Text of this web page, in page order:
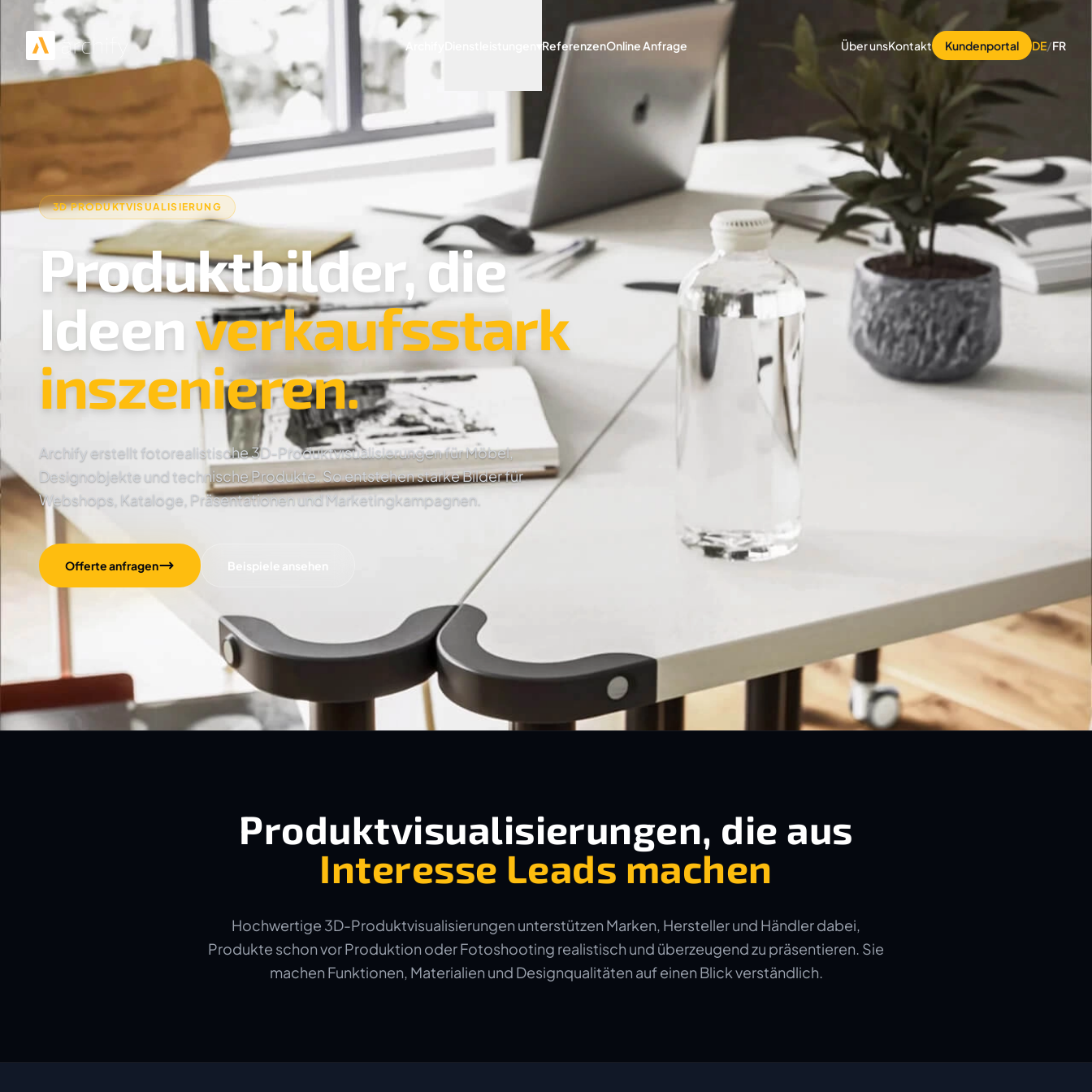
Archify ReferenzenOnline Anfrage Über unsKontakt Kundenportal DE/FR
3D PRODUKTVISUALISIERUNG
Produktbilder, die
Ideenverkaufsstark
inszenieren.
Archify erstellt fotorealistische 3D-Produktvisualisierungen für Möbel,
Designobjekte und technische Produkte. So entstehen starke Bilder für
Webshops, Kataloge, Präsentationen und Marketingkampagnen.
Offerte anfragen Beispiele ansehen
Produktvisualisierungen, die aus
Interesse Leads machen
Hochwertige 3D-Produktvisualisierungen unterstützen Marken, Hersteller und Händler dabei,
Produkte schon vor Produktion oder Fotoshooting realistisch und überzeugend zu präsentieren. Sie
machen Funktionen, Materialien und Designqualitäten auf einen Blick verständlich.